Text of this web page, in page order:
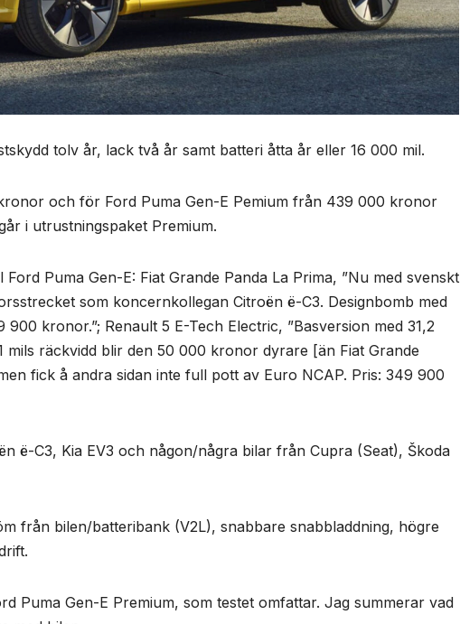
tolv år, lack två år samt batteri åtta år eller 16 000 mil.
och för Ford Puma Gen-E Pemium från 439 000 kronor
i utrustningspaket Premium.
Puma Gen-E: Fiat Grande Panda La Prima, ”Nu med svenskt
som koncernkollegan Citroën ë-C3. Designbomb med
kronor.”; Renault 5 E-Tech Electric, ”Basversion med 31,2
mils räckvidd blir den 50 000 kronor dyrare [än Fiat Grande
fick å andra sidan inte full pott av Euro NCAP. Pris: 349 900
ë-C3, Kia EV3 och någon/några bilar från Cupra (Seat), Škoda
från bilen/batteribank (V2L), snabbare snabbladdning, högre
Puma Gen-E Premium, som testet omfattar. Jag summerar vad